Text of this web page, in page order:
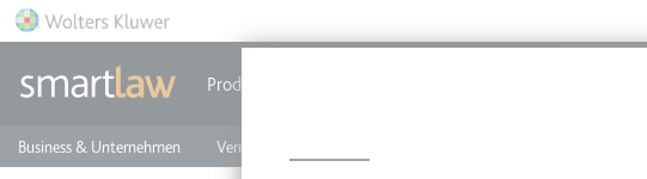
Direkt zum Inhalt
Produkte
Business & Unternehmen Vermieten & Immobilien